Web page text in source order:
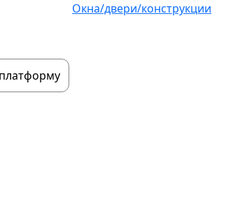
Окна/двери/конструкции